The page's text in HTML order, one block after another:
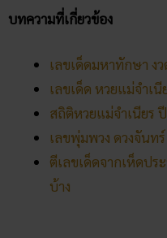
บทความที่เกี่ยวข้อง
เลขเด็ดมหาทักษา ง
เลขเด็ด หวยแม่จำเ
สถิติหวยแม่จำเนียร
เลขพุ่มพวง ดวงจันท
ตีเลขเด็ดจากเห็ดปร
บ้าง